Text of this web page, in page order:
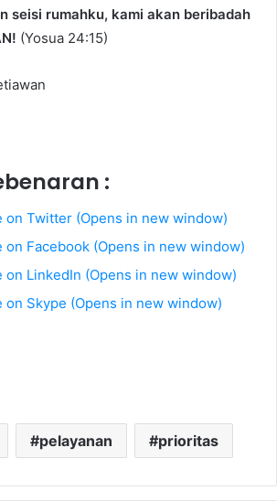
seisi rumahku, kami akan beribadah
(Yosua 24:15)
:
on Twitter (Opens in new window)
on Facebook (Opens in new window)
on LinkedIn (Opens in new window)
on Skype (Opens in new window)
pelayanan prioritas